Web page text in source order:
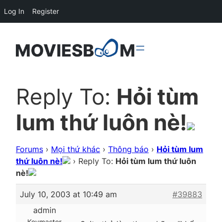
Reply To: Hỏi tùm
lum thứ luôn nè!
Forums › Mọi thứ khác › Thông báo › Hỏi tùm lum
thứ luôn nè!
› Reply To: Hỏi tùm lum thứ luôn
nè!
July 10, 2003 at 10:49 am
#39883
admin
Log In Register